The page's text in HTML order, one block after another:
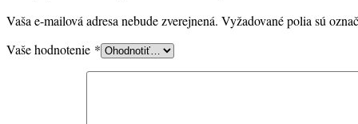
Vaša e-mailová adresa nebude zverejnená. Vyžadované polia sú
Vaše hodnotenie *